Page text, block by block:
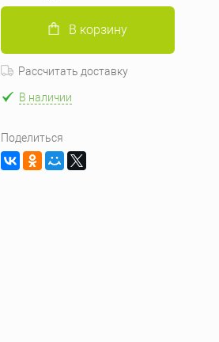
В корзину
Рассчитать доставку
В наличии
Поделиться